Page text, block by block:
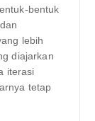
bentuk
lebih
diajarkan
iterasi
tetap